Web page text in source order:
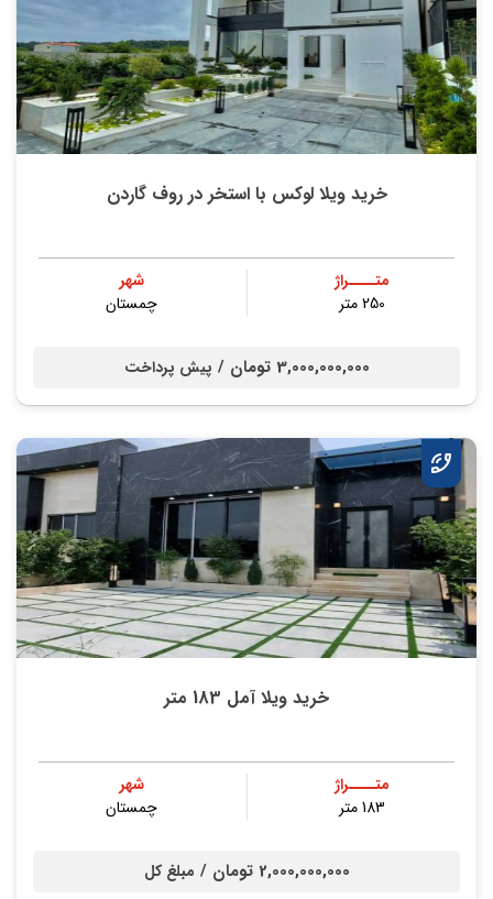
خرید ویلا لوکس با استخر در روف گاردن
متــــراژ
250 متر
شهر
چمستان
3,000,000,000 تومان / پیش پرداخت
خرید ویلا آمل 183 متر
متــــراژ
183 متر
شهر
چمستان
2,000,000,000 تومان / مبلغ کل